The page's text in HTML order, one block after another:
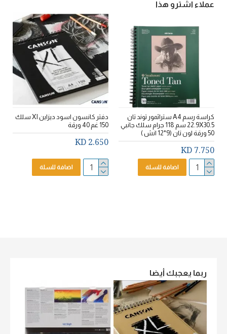
عملاء اشترو هذا
كراسة رسم A4 ستراثمور توند تان
22.9X30.5 سم 118 جرام سلك جانبي
50 ورقة لون تان (9*12 انش )
7.750 KD
اضافة للسلة
دفتر كانسون اسود ديزاين Xl سلك
150 غم 40 ورقة
2.650 KD
اضافة للسلة
ربما يعجبك أيضا